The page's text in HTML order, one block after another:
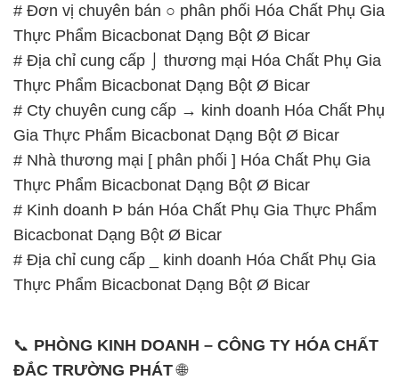
# Đơn vị chuyên bán ○ phân phối Hóa Chất Phụ Gia
Thực Phẩm Bicacbonat Dạng Bột Ø Bicar
# Địa chỉ cung cấp ⌡ thương mại Hóa Chất Phụ Gia
Thực Phẩm Bicacbonat Dạng Bột Ø Bicar
# Cty chuyên cung cấp → kinh doanh Hóa Chất Phụ
Gia Thực Phẩm Bicacbonat Dạng Bột Ø Bicar
# Nhà thương mại [ phân phối ] Hóa Chất Phụ Gia
Thực Phẩm Bicacbonat Dạng Bột Ø Bicar
# Kinh doanh Þ bán Hóa Chất Phụ Gia Thực Phẩm
Bicacbonat Dạng Bột Ø Bicar
# Địa chỉ cung cấp _ kinh doanh Hóa Chất Phụ Gia
Thực Phẩm Bicacbonat Dạng Bột Ø Bicar
📞 PHÒNG KINH DOANH – CÔNG TY HÓA CHẤT
ĐẮC TRƯỜNG PHÁT🌐